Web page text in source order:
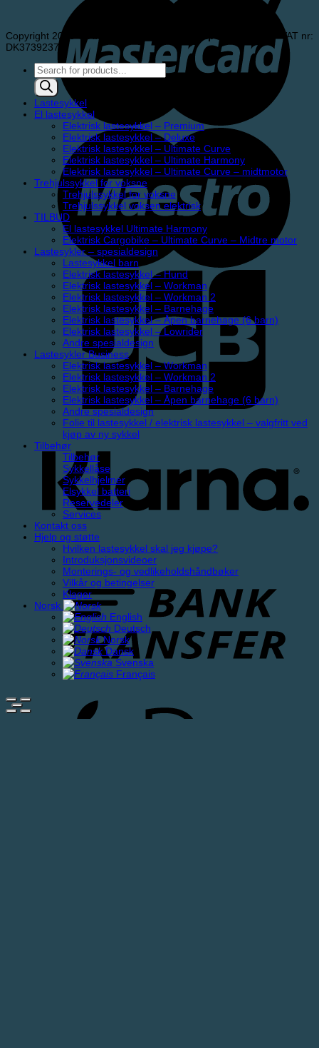
Copyright 2026 ©
- Denmark - VAT nr:
DK37392375
Products
search
Lastesykkel
El lastesykkel
Elektrisk lastesykkel – Premium
Elektrisk lastesykkel – Deluxe
Elektrisk lastesykkel – Ultimate Curve
Elektrisk lastesykkel – Ultimate Harmony
Elektrisk lastesykkel – Ultimate Curve – midtmotor
Trehjulssykkel for voksne
Trehjulssykkel for voksne
Trehjulssykkel voksen elektrisk
TILBUD
El lastesykkel Ultimate Harmony
Elektrisk Cargobike – Ultimate Curve – Midtre motor
Lastesykler – spesialdesign
Lastesykkel barn
Elektrisk lastesykkel – Hund
Elektrisk lastesykkel – Workman
Elektrisk lastesykkel – Workman 2
Elektrisk lastesykkel – Barnehage
Elektrisk lastesykkel – Åpen barnehage (6 barn)
Elektrisk lastesykkel – Lowrider
Andre spesialdesign
Lastesykler Business
Elektrisk lastesykkel – Workman
Elektrisk lastesykkel – Workman 2
Elektrisk lastesykkel – Barnehage
Elektrisk lastesykkel – Åpen barnehage (6 barn)
Andre spesialdesign
Folie til lastesykkel / elektrisk lastesykkel – valgfritt ved
kjøp av ny sykkel
Tilbehør
Tilbehør
Sykkellåse
Sykkelhjelmer
Elsykkel batteri
Reservedeler
Services
Kontakt oss
Hjelp og støtte
Hvilken lastesykkel skal jeg kjøpe?
Introduksjonsvideoer
Monterings- og vedlikeholdshåndbøker
Vilkår og betingelser
Klager
Norsk
English
Deutsch
Norsk
Dansk
Svenska
Français